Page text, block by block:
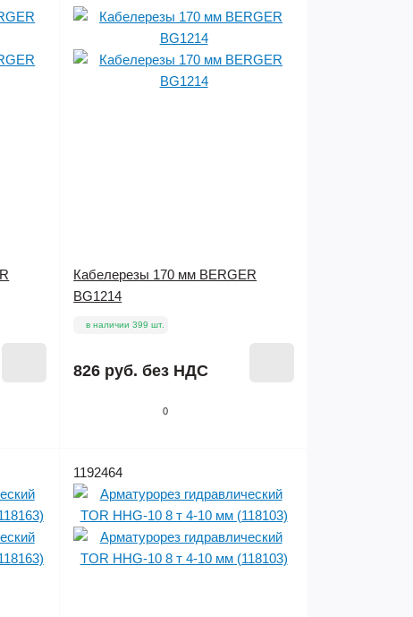
0
Кабелерезы 170 мм BERGER
BG1214
в наличии 399 шт.
826 руб. без НДС
1192464